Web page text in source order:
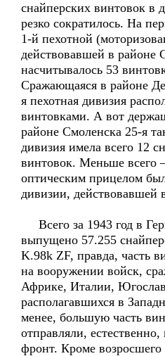
снайперских винтовок в
резко сократилось. На
1-й пехотной
действовавшей в районе
насчитывалось 53
Сражающаяся в районе
я пехотная дивизия
винтовками. А вот
районе Смоленска 25-я
дивизия имела всего 12
винтовок. Меньше всего
оптическим прицелом
дивизии, действовавшей
Всего за 1943 год в
выпущено 57.255
K.98k ZF, правда, часть
на вооружении войск,
Африке, Италии,
располагавшихся в
менее, большую часть
отправляли,
фронт. Кроме возросшего